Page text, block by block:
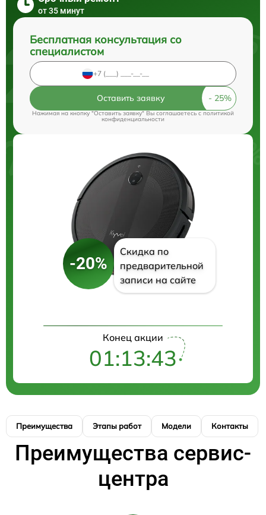
от 35 минут
Бесплатная консультация со
специалистом
Оставить заявку
Нажимая на кнопку "Оставить заявку" Вы соглашаетесь cполитикой
конфиденциальности
-20%
Скидка по
предварительной
записи на сайте
Конец акции
01:13:43
Преимущества Этапы работ Модели Контакты
Преимущества сервис-
центра